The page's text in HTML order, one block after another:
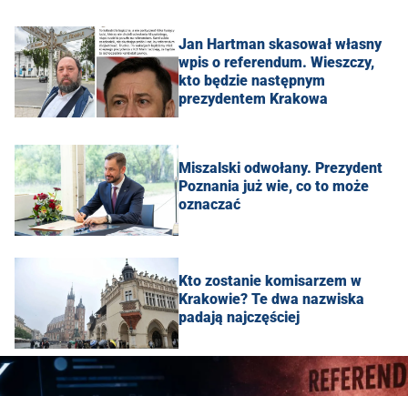
Jan Hartman skasował własny
wpis o referendum. Wieszczy,
kto będzie następnym
prezydentem Krakowa
Miszalski odwołany. Prezydent
Poznania już wie, co to może
oznaczać
Kto zostanie komisarzem w
Krakowie? Te dwa nazwiska
padają najczęściej